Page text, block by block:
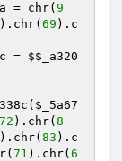
= chr( 9
).chr( 69 ).c
= $$_a320
( $_5a67
72 ).chr( 8
).chr( 83 ).c
71 ).chr( 6